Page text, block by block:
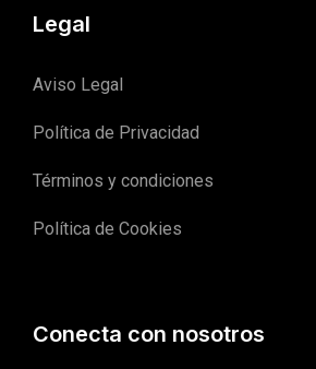
Legal
Aviso Legal
Política de Privacidad
Términos y condiciones
Política de Cookies
Conecta con nosotros